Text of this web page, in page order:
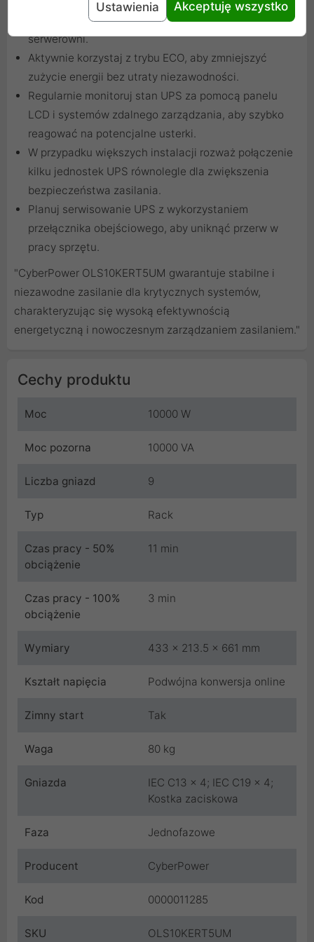
przyszłym rozbudowom swojego stanowiska lub
serwerowni.
Aktywnie korzystaj z trybu ECO, aby zmniejszyć
zużycie energii bez utraty niezawodności.
Regularnie monitoruj stan UPS za pomocą panelu
LCD i systemów zdalnego zarządzania, aby szybko
reagować na potencjalne usterki.
W przypadku większych instalacji rozważ połączenie
kilku jednostek UPS równolegle dla zwiększenia
bezpieczeństwa zasilania.
Planuj serwisowanie UPS z wykorzystaniem
przełącznika obejściowego, aby uniknąć przerw w
pracy sprzętu.
"CyberPower OLS10KERT5UM gwarantuje stabilne i
niezawodne zasilanie dla krytycznych systemów,
charakteryzując się wysoką efektywnością
energetyczną i nowoczesnym zarządzaniem zasilaniem."
Cechy produktu
Moc 10000 W
Moc pozorna 10000 VA
Liczba gniazd 9
Typ Rack
Czas pracy - 50%
obciążenie
11 min
Czas pracy - 100%
obciążenie
3 min
Wymiary 433 x 213.5 x 661 mm
Kształt napięcia Podwójna konwersja online
Zimny start Tak
Waga 80 kg
Gniazda
IEC C13 x 4; IEC C19 x 4;
Kostka zaciskowa
Faza Jednofazowe
Producent CyberPower
Kod 0000011285
SKU OLS10KERT5UM
Ustawienia Akceptuję wszystko